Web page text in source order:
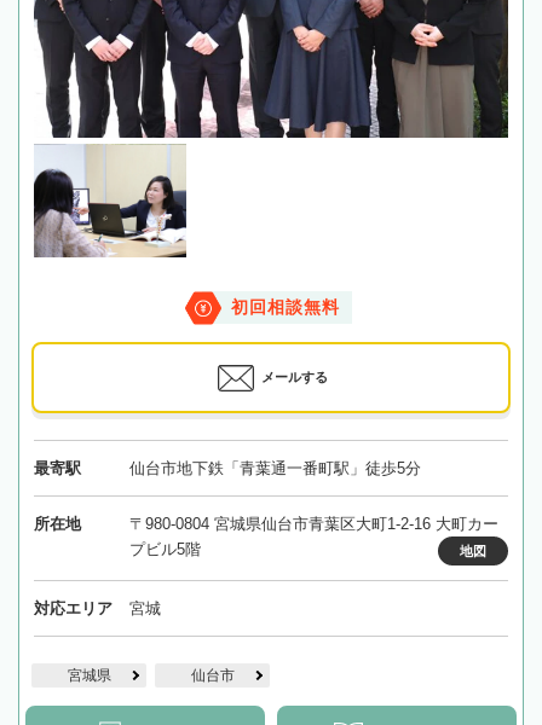
初回相談無料
メールする
最寄駅 仙台市地下鉄「青葉通一番町駅」徒歩5分
所在地
〒980-0804 宮城県仙台市青葉区大町1-2-16 大町カー
プビル5階
地図
対応エリア 宮城
宮城県 仙台市